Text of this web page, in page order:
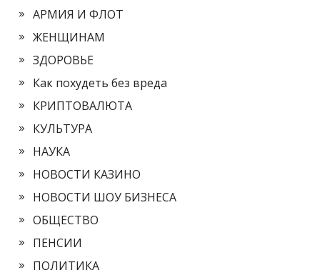
АРМИЯ И ФЛОТ
ЖЕНЩИНАМ
ЗДОРОВЬЕ
Как похудеть без вреда
КРИПТОВАЛЮТА
КУЛЬТУРА
НАУКА
НОВОСТИ КАЗИНО
НОВОСТИ ШОУ БИЗНЕСА
ОБЩЕСТВО
ПЕНСИИ
ПОЛИТИКА